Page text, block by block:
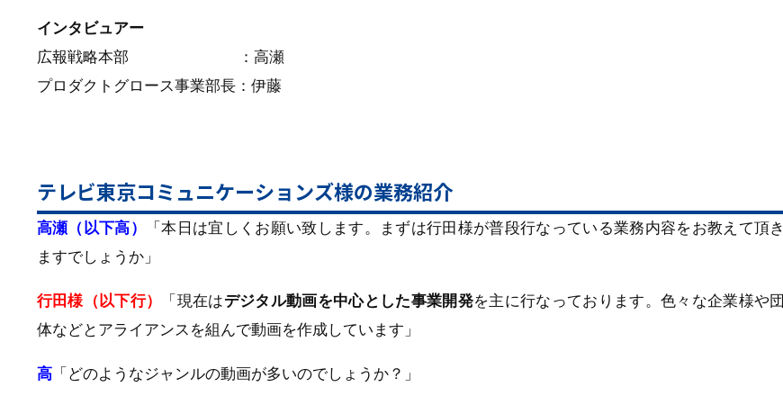
インタビュアー
広報戦略本部 ：高瀬
プロダクトグロース事業部長：伊藤
テレビ東京コミュニケーションズ様の業務紹介
高瀬（以下高）
「本日は宜しくお願い致します。まずは行田様が普段行なっている業務内容をお教えて頂き
ますでしょうか」
行田様（以下行） 「現在はデジタル動画を中心とした事業開発を主に行なっております。色々な企業様や団
体などとアライアンスを組んで動画を作成しています」
高「どのようなジャンルの動画が多いのでしょうか？」